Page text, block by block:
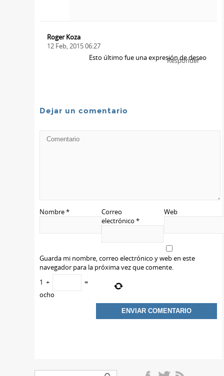
Roger Koza
12 Feb, 2015 06:27
Esto último fue una expresión de deseo
Responder
Dejar un comentario
Nombre*
Correo
electrónico*
Web
Guarda mi nombre, correo electrónico y web en este
navegador para la próxima vez que comente.
1 +
=
ocho